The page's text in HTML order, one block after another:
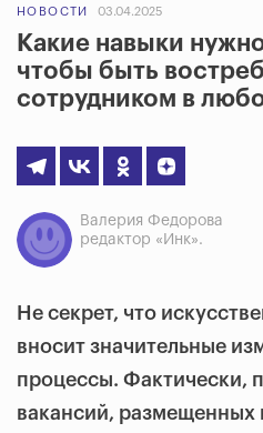
НОВОСТИ 03.04.2025
Какие навыки
чтобы быть
сотрудником в
Валерия Федорова
редактор «Инк».
Не секрет, что
вносит значительные
процессы. Фактически,
вакансий, размещенных